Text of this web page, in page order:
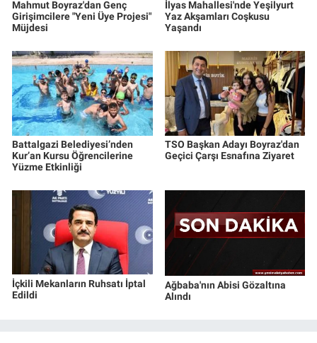
Mahmut Boyraz'dan Genç
Girişimcilere "Yeni Üye Projesi"
Müjdesi
İlyas Mahallesi'nde Yeşilyurt
Yaz Akşamları Coşkusu
Yaşandı
Battalgazi Belediyesi’nden
Kur’an Kursu Öğrencilerine
Yüzme Etkinliği
TSO Başkan Adayı Boyraz'dan
Geçici Çarşı Esnafına Ziyaret
İçkili Mekanların Ruhsatı İptal
Edildi
Ağbaba'nın Abisi Gözaltına
Alındı